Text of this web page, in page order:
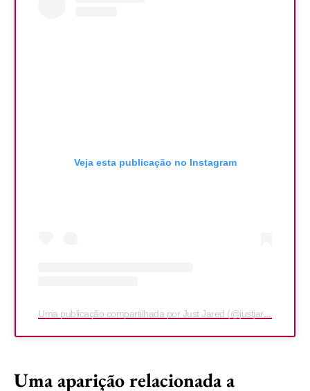
Veja esta publicação no Instagram
Uma publicação compartilhada por Just Jared (@justjared)
Uma aparição relacionada a